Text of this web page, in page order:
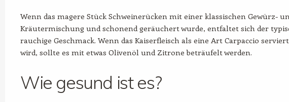
Wenn das magere Stück Schweinerücken mit einer klassischen Gewürz-
Kräutermischung und schonend geräuchert wurde, entfaltet sich der
rauchige Geschmack. Wenn das Kaiserfleisch als eine Art Carpaccio serviert
wird, sollte es mit etwas Olivenöl und Zitrone beträufelt werden.
Wie gesund ist es?